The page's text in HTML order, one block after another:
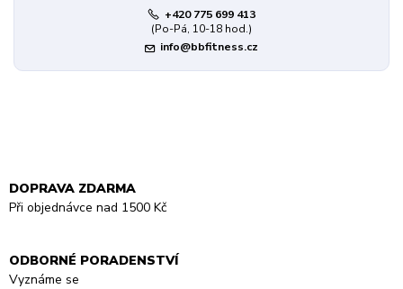
+420 775 699 413
(Po-Pá, 10-18 hod.)
info@bbfitness.cz
DOPRAVA ZDARMA
Při objednávce nad 1500 Kč
ODBORNÉ PORADENSTVÍ
Vyznáme se